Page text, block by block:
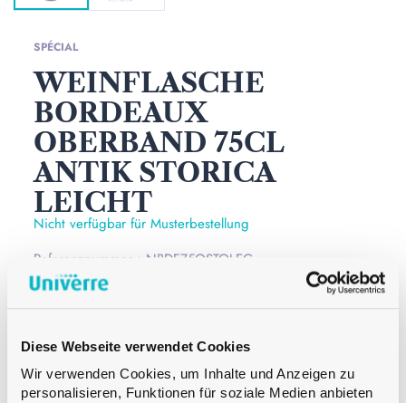
Diese Webseite verwendet Cookies
Wir verwenden Cookies, um Inhalte und Anzeigen zu
personalisieren, Funktionen für soziale Medien anbieten
SPÉCIAL
WEINFLASCHE
BORDEAUX
OBERBAND 75CL
ANTIK STORICA
LEICHT
Nicht verfügbar für Musterbestellung
Referenznummer : NBDF75QSTOLEG
Die Weinflasche Bordeaux 75cl Storica Leicht antik ist
Oberbandverschluss wirkt die Flasche sehr modern.
Lesen Sie mehr